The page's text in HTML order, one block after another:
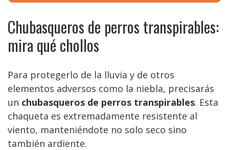
Chubasqueros de perros transpirables:
mira qué chollos
Para protegerlo de la lluvia y de otros
elementos adversos como la niebla, precisarás
un chubasqueros de perros transpirables. Esta
chaqueta es extremadamente resistente al
viento, manteniéndote no solo seco sino
también ardiente.